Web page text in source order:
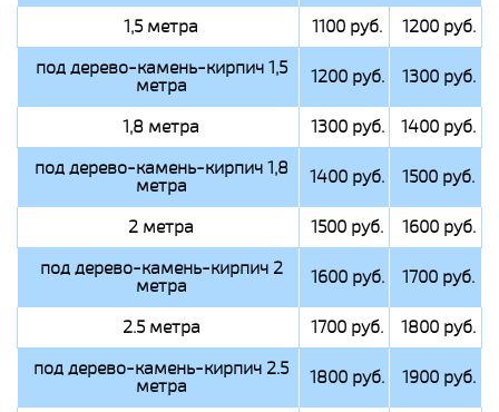
1,5 метра 1100 руб.
1200 руб.
под дерево-камень-кирпич 1,5
метра 1200 руб. 1300 руб.
1,8 метра 1300 руб.
1400 руб.
под дерево-камень-кирпич 1,8
метра 1400 руб. 1500 руб.
2 метра 1500 руб.
1600 руб.
под дерево-камень-кирпич 2
метра 1600 руб. 1700 руб.
2.5 метра 1700 руб.
1800 руб.
под дерево-камень-кирпич 2.5
метра 1800 руб. 1900 руб.